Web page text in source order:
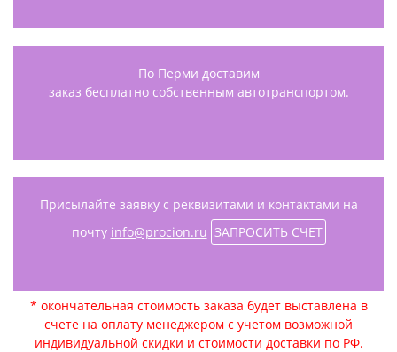
По Перми доставим
заказ бесплатно собственным автотранспортом.
Присылайте заявку с реквизитами и контактами на
почту info@procion.ru ЗАПРОСИТЬ СЧЕТ
* окончательная стоимость заказа будет выставлена в
счете на оплату менеджером с учетом возможной
индивидуальной скидки и стоимости доставки по РФ.